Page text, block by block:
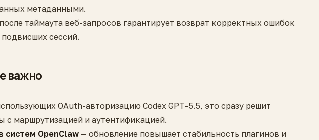
метаданными.
таймаута веб-запросов гарантирует возврат корректных ошибок
сессий.
важно
OAuth-авторизацию Codex GPT-5.5, это сразу решит
с маршрутизацией и аутентификацией.
систем OpenClaw — обновление повышает стабильность плагинов и